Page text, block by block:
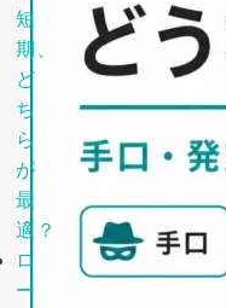
短
期、
ど
ち
ら
が
最
適？
ロ
ー